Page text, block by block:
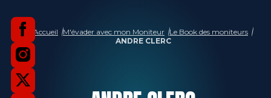
Accueil M'évader avec mon Moniteur Le Book des moniteurs
ANDRE CLERC